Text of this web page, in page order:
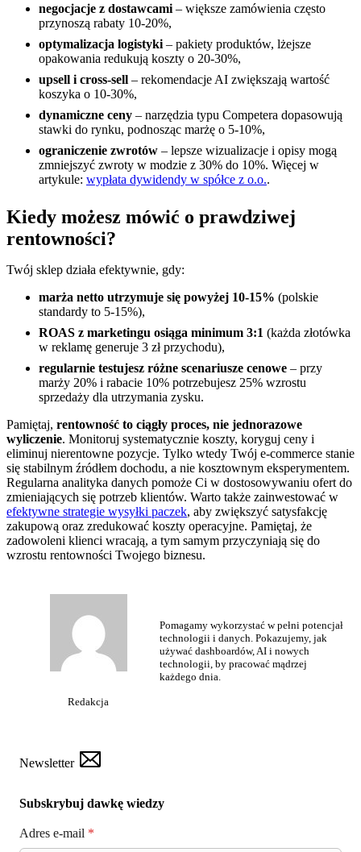
negocjacje z dostawcami – większe zamówienia często
przynoszą rabaty 10-20%,
optymalizacja logistyki – pakiety produktów, lżejsze
opakowania redukują koszty o 20-30%,
upsell i cross-sell – rekomendacje AI zwiększają wartość
koszyka o 10-30%,
dynamiczne ceny – narzędzia typu Competera dopasowują
stawki do rynku, podnosząc marżę o 5-10%,
ograniczenie zwrotów – lepsze wizualizacje i opisy mogą
zmniejszyć zwroty w modzie z 30% do 10%. Więcej w
artykule: wypłata dywidendy w spółce z o.o..
Kiedy możesz mówić o prawdziwej
rentowności?
Twój sklep działa efektywnie, gdy:
marża netto utrzymuje się powyżej 10-15% (polskie
standardy to 5-15%),
ROAS z marketingu osiąga minimum 3:1 (każda złotówka
w reklamę generuje 3 zł przychodu),
regularnie testujesz różne scenariusze cenowe – przy
marży 20% i rabacie 10% potrzebujesz 25% wzrostu
sprzedaży dla utrzymania zysku.
Pamiętaj, rentowność to ciągły proces, nie jednorazowe
wyliczenie. Monitoruj systematycznie koszty, koryguj ceny i
eliminuj nierentowne pozycje. Tylko wtedy Twój e-commerce stanie
się stabilnym źródłem dochodu, a nie kosztownym eksperymentem.
Regularna analityka danych pomoże Ci w dostosowywaniu ofert do
zmieniających się potrzeb klientów. Warto także zainwestować w
efektywne strategie wysyłki paczek, aby zwiększyć satysfakcję
zakupową oraz zredukować koszty operacyjne. Pamiętaj, że
zadowoleni klienci wracają, a tym samym przyczyniają się do
wzrostu rentowności Twojego biznesu.
Redakcja
Pomagamy wykorzystać w pełni potencjał
technologii i danych. Pokazujemy, jak
używać dashboardów, AI i nowych
technologii, by pracować mądrzej
każdego dnia.
Newsletter
Subskrybuj dawkę wiedzy
Adres e-mail *